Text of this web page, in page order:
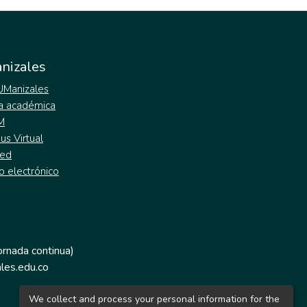
académica
Virtual
electrónico
continua)
We collect and process your personal information for the